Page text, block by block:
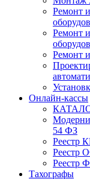
Ремонт
Ремонт
Ремонт
Онлайн-кассы
54 ФЗ
Реестр
Реестр
Реестр
Тахографы